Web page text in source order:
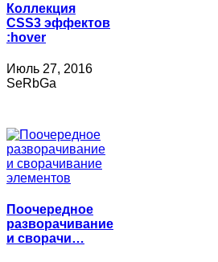
Коллекция
CSS3 эффектов
:hover
Июль 27, 2016
SeRbGa
Поочередное
разворачивание
и сворачи…